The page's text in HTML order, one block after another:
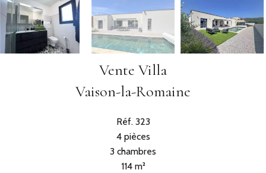
Vente Villa
Vaison-la-Romaine
Réf. 323
4 pièces
3 chambres
114 m²